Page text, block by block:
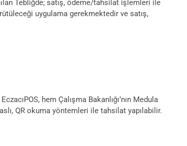
Tebliğde; satış, ödeme/tahsilat işlemleri ile
uygulama gerekmektedir ve satış,
hem Çalışma Bakanlığı’nın Medula
QR okuma yöntemleri ile tahsilat yapılabilir.